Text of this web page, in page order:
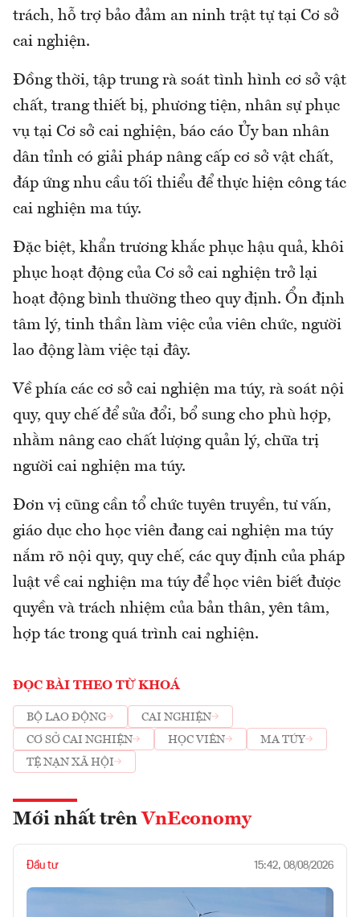
trách, hỗ trợ bảo đảm an ninh trật tự tại Cơ sở
cai nghiện.
Đồng thời, tập trung rà soát tình hình cơ sở vật
chất, trang thiết bị, phương tiện, nhân sự phục
vụ tại Cơ sở cai nghiện, báo cáo Ủy ban nhân
dân tỉnh có giải pháp nâng cấp cơ sở vật chất,
đáp ứng nhu cầu tối thiểu để thực hiện công tác
cai nghiện ma túy.
Đặc biệt, khẩn trương khắc phục hậu quả, khôi
phục hoạt động của Cơ sở cai nghiện trở lại
hoạt động bình thường theo quy định. Ổn định
tâm lý, tinh thần làm việc của viên chức, người
lao động làm việc tại đây.
Về phía các cơ sở cai nghiện ma túy, rà soát nội
quy, quy chế để sửa đổi, bổ sung cho phù hợp,
nhằm nâng cao chất lượng quản lý, chữa trị
người cai nghiện ma túy.
Đơn vị cũng cần tổ chức tuyên truyền, tư vấn,
giáo dục cho học viên đang cai nghiện ma túy
nắm rõ nội quy, quy chế, các quy định của pháp
luật về cai nghiện ma túy để học viên biết được
quyền và trách nhiệm của bản thân, yên tâm,
hợp tác trong quá trình cai nghiện.
ĐỌC BÀI THEO TỪ KHOÁ
BỘ LAO ĐỘNG
CAI NGHIỆN
CƠ SỞ CAI NGHIỆN
HỌC VIÊN
MA TÚY
TỆ NẠN XÃ HỘI
Mới nhất trên VnEconomy
Đầu tư 15:42, 08/08/2026